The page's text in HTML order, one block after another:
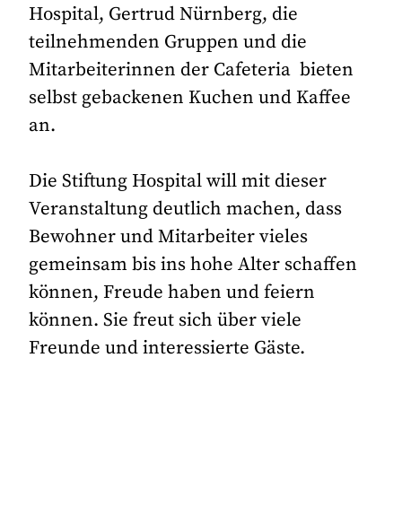
Hospital, Gertrud Nürnberg, die
teilnehmenden Gruppen und die
Mitarbeiterinnen der Cafeteria bieten
selbst gebackenen Kuchen und Kaffee
an.
Die Stiftung Hospital will mit dieser
Veranstaltung deutlich machen, dass
Bewohner und Mitarbeiter vieles
gemeinsam bis ins hohe Alter schaffen
können, Freude haben und feiern
können. Sie freut sich über viele
Freunde und interessierte Gäste.